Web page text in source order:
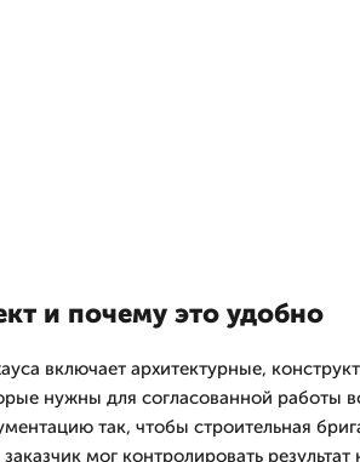
и почему это удобно
включает архитектурные,
нужны для согласованной работы
так, чтобы строительная
мог контролировать результат